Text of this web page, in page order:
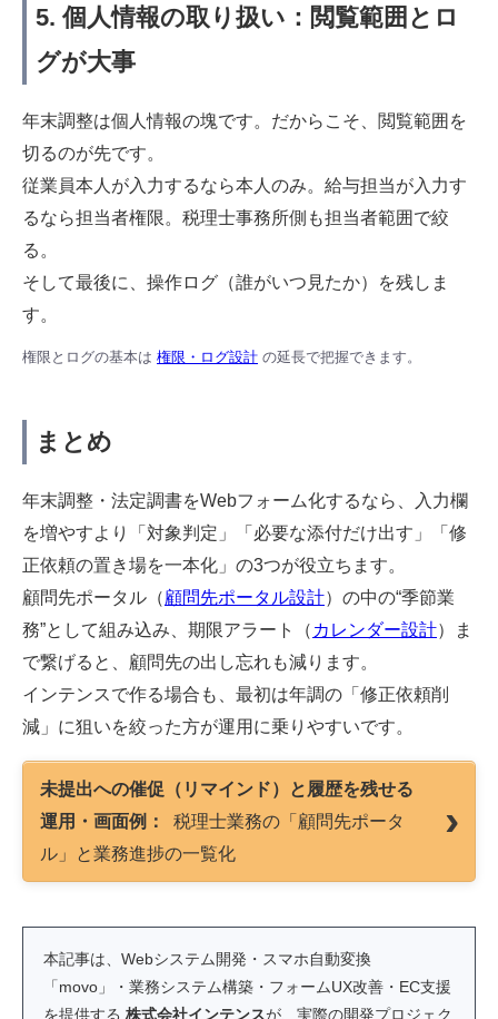
5. 個人情報の取り扱い：閲覧範囲とロ
グが大事
年末調整は個人情報の塊です。だからこそ、閲覧範囲を
切るのが先です。
従業員本人が入力するなら本人のみ。給与担当が入力す
るなら担当者権限。税理士事務所側も担当者範囲で絞
る。
そして最後に、操作ログ（誰がいつ見たか）を残しま
す。
権限とログの基本は 権限・ログ設計 の延長で把握できます。
まとめ
年末調整・法定調書をWebフォーム化するなら、入力欄
を増やすより「対象判定」「必要な添付だけ出す」「修
正依頼の置き場を一本化」の3つが役立ちます。
顧問先ポータル（顧問先ポータル設計）の中の“季節業
務”として組み込み、期限アラート（ カレンダー設計）ま
で繋げると、顧問先の出し忘れも減ります。
インテンスで作る場合も、最初は年調の「修正依頼削
減」に狙いを絞った方が運用に乗りやすいです。
未提出への催促（リマインド）と履歴を残せる
運用・画面例：
税理士業務の「顧問先ポータ
ル」と業務進捗の一覧化
本記事は、Webシステム開発・スマホ自動変換
「movo」・業務システム構築・フォームUX改善・EC支援
を提供する 株式会社インテンスが、実際の開発プロジェク